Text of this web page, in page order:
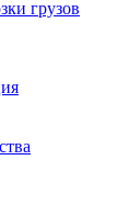
грузов